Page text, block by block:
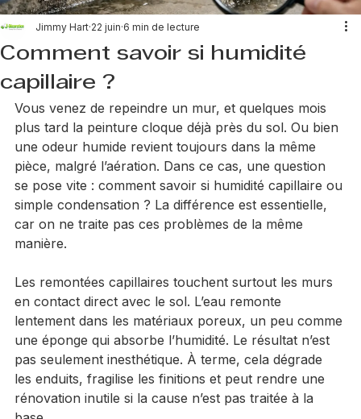
Comment savoir si humidité
capillaire ?
Jimmy Hart 22 juin
Vous venez de repeindre un mur, et quelques mois
plus tard la peinture cloque déjà près du sol. Ou bien
une odeur humide revient toujours dans la même
pièce, malgré l’aération. Dans ce cas, une question
se pose vite : comment savoir si humidité capillaire ou
car on ne traite pas ces problèmes de la même
manière.
Les remontées capillaires touchent surtout les murs
en contact direct avec le sol. L’eau remonte
lentement dans les matériaux poreux, un peu comme
une éponge qui absorbe l’humidité. Le résultat n’est
pas seulement inesthétique. À terme, cela dégrade